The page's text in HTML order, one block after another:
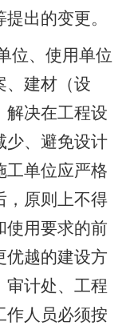
出的变更。
位、使用单位
、建材（设
解决在工程设
少、避免设计
工单位应严格
，原则上不得
使用要求的前
优越的建设方
审计处、工程
作人员必须按